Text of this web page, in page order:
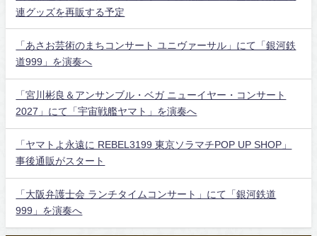
連グッズを再販する予定
「あさお芸術のまちコンサート ユニヴァーサル」にて「銀河鉄
道999」を演奏へ
「宮川彬良＆アンサンブル・ベガ ニューイヤー・コンサート
2027」にて「宇宙戦艦ヤマト」を演奏へ
「ヤマトよ永遠に REBEL3199 東京ソラマチPOP UP SHOP」
事後通販がスタート
「大阪弁護士会 ランチタイムコンサート」にて「銀河鉄道
999」を演奏へ